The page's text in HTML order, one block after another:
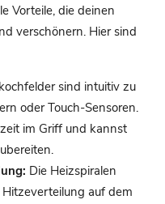
Vorteile, die deinen
verschönern. Hier sind
sind intuitiv zu
oder Touch-Sensoren.
im Griff und kannst
Die Heizspiralen
auf dem